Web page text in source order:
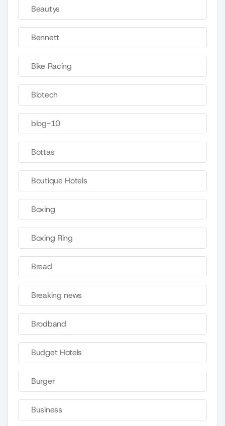
Beautys
Bennett
Bike Racing
Biotech
blog-10
Bottas
Boutique Hotels
Boxing
Boxing Ring
Bread
Breaking news
Brodband
Budget Hotels
Burger
Business